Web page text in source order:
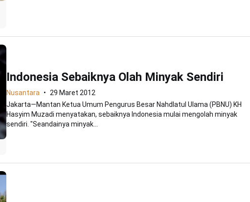
Indonesia Sebaiknya Olah Minyak Sendiri
Nusantara
29 Maret 2012
Jakarta—Mantan Ketua Umum Pengurus Besar Nahdlatul Ulama (PBNU) KH
Hasyim Muzadi menyatakan, sebaiknya Indonesia mulai mengolah minyak
sendiri. "Seandainya minyak...